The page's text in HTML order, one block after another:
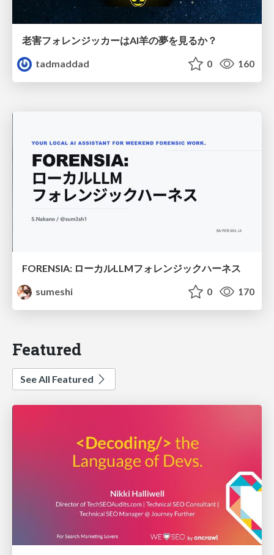
老害フォレンジッカーはAI羊の夢を見るか？
tadmaddad
0 160
FORENSIA: ローカルLLMフォレンジックハーネス
sumeshi
0 170
Featured
See All Featured